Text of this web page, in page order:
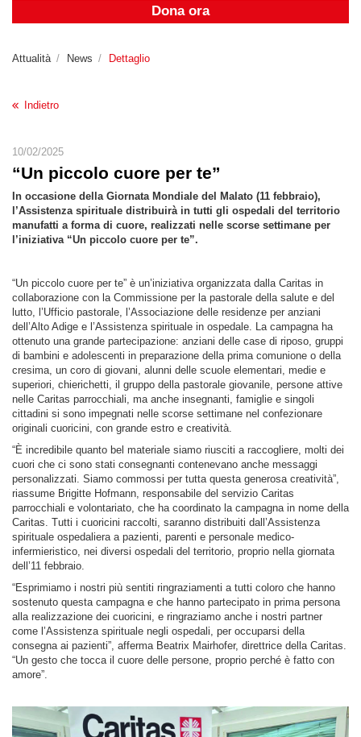
Dona ora
Attualità News Dettaglio
Indietro
10/02/2025
“Un piccolo cuore per te”
In occasione della Giornata Mondiale del Malato (11 febbraio),
l’Assistenza spirituale distribuirà in tutti gli ospedali del territorio
manufatti a forma di cuore, realizzati nelle scorse settimane per
l’iniziativa “Un piccolo cuore per te”.
“Un piccolo cuore per te” è un’iniziativa organizzata dalla Caritas in
collaborazione con la Commissione per la pastorale della salute e del
lutto, l’Ufficio pastorale, l’Associazione delle residenze per anziani
dell’Alto Adige e l’Assistenza spirituale in ospedale. La campagna ha
ottenuto una grande partecipazione: anziani delle case di riposo, gruppi
di bambini e adolescenti in preparazione della prima comunione o della
cresima, un coro di giovani, alunni delle scuole elementari, medie e
superiori, chierichetti, il gruppo della pastorale giovanile, persone attive
nelle Caritas parrocchiali, ma anche insegnanti, famiglie e singoli
cittadini si sono impegnati nelle scorse settimane nel confezionare
originali cuoricini, con grande estro e creatività.
“È incredibile quanto bel materiale siamo riusciti a raccogliere, molti dei
cuori che ci sono stati consegnanti contenevano anche messaggi
personalizzati. Siamo commossi per tutta questa generosa creatività”,
riassume Brigitte Hofmann, responsabile del servizio Caritas
parrocchiali e volontariato, che ha coordinato la campagna in nome della
Caritas. Tutti i cuoricini raccolti, saranno distribuiti dall’Assistenza
spirituale ospedaliera a pazienti, parenti e personale medico-
infermieristico, nei diversi ospedali del territorio, proprio nella giornata
dell’11 febbraio.
“Esprimiamo i nostri più sentiti ringraziamenti a tutti coloro che hanno
sostenuto questa campagna e che hanno partecipato in prima persona
alla realizzazione dei cuoricini, e ringraziamo anche i nostri partner
come l’Assistenza spirituale negli ospedali, per occuparsi della
consegna ai pazienti”, afferma Beatrix Mairhofer, direttrice della Caritas.
“Un gesto che tocca il cuore delle persone, proprio perché è fatto con
amore”.